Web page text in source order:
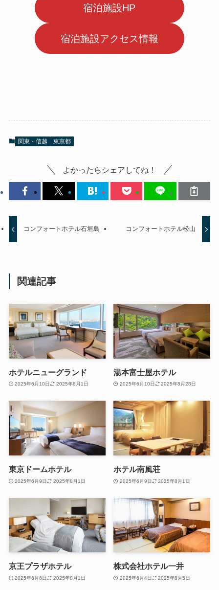
宿泊施設HP
宿泊施設アクセス情報
関東・信越 東京都
よかったらシェアしてね！
コンフォートホテル石垣島 コンフォートホテル松山
関連記事
ホテルニューグランド
2025年6月10日 2025年8月1日
湯本富士屋ホテル
2025年6月10日 2025年8月28日
東京ドームホテル
2025年6月9日 2025年8月1日
ホテル南風荘
2025年6月9日 2025年8月1日
京王プラザホテル
2025年6月6日 2025年8月1日
株式会社ホテル一井
2025年6月4日 2025年8月5日